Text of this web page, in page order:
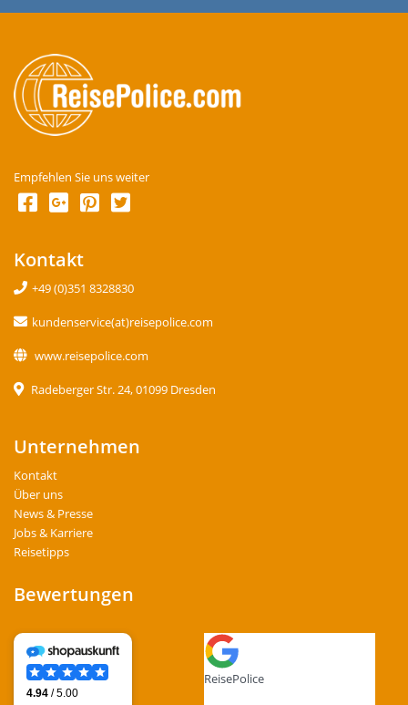
Empfehlen Sie uns weiter
Kontakt
+49 (0)351 8328830
kundenservice(at)reisepolice.com
www.reisepolice.com
Radeberger Str. 24, 01099 Dresden
Unternehmen
Kontakt
Über uns
News & Presse
Jobs & Karriere
Reisetipps
Bewertungen
ReisePolice